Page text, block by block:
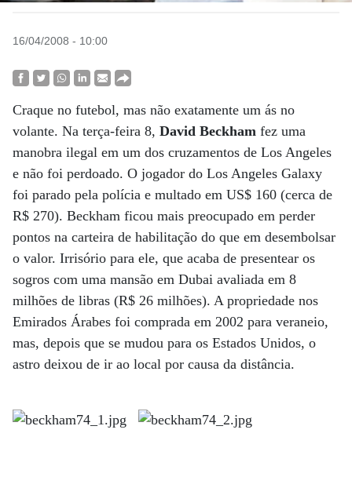
16/04/2008 - 10:00
Craque no futebol, mas não exatamente um ás no
volante. Na terça-feira 8, David Beckham fez uma
manobra ilegal em um dos cruzamentos de Los Angeles
e não foi perdoado. O jogador do Los Angeles Galaxy
foi parado pela polícia e multado em US$ 160 (cerca de
R$ 270). Beckham ficou mais preocupado em perder
pontos na carteira de habilitação do que em desembolsar
o valor. Irrisório para ele, que acaba de presentear os
sogros com uma mansão em Dubai avaliada em 8
milhões de libras (R$ 26 milhões). A propriedade nos
Emirados Árabes foi comprada em 2002 para veraneio,
mas, depois que se mudou para os Estados Unidos, o
astro deixou de ir ao local por causa da distância.